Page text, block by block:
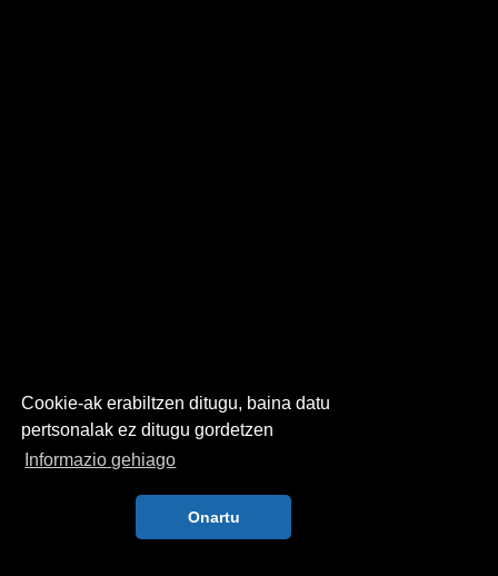
Cookie-ak erabiltzen ditugu, baina datu
pertsonalak ez ditugu gordetzen
Informazio gehiago
Onartu